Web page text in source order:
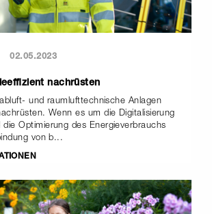
02.05.2023
nachrüsten
und raumlufttechnische Anlagen
Wenn es um die Digitalisierung
die Optimierung des Energieverbrauchs
von b...